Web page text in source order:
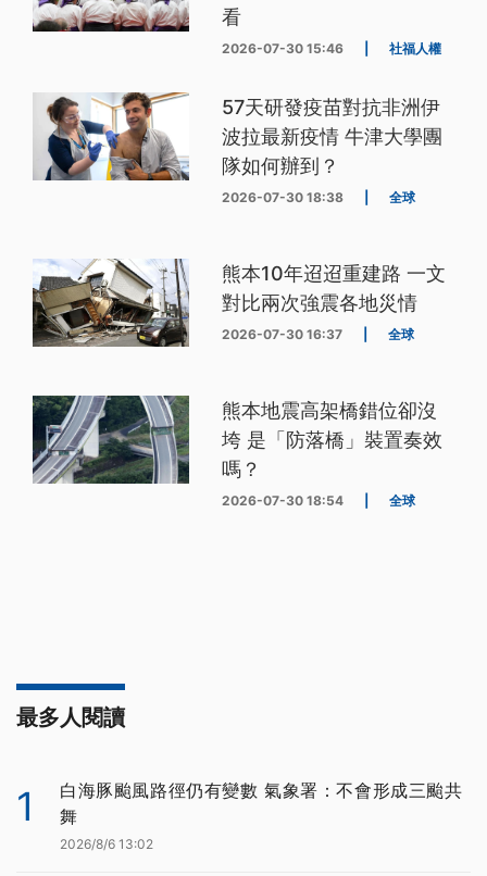
看
2026-07-30 15:46 社福人權
57天研發疫苗對抗非洲伊
波拉最新疫情 牛津大學團
隊如何辦到？
2026-07-30 18:38 全球
熊本10年迢迢重建路 一文
對比兩次強震各地災情
2026-07-30 16:37 全球
熊本地震高架橋錯位卻沒
垮 是「防落橋」裝置奏效
嗎？
2026-07-30 18:54 全球
最多人閱讀
1
白海豚颱風路徑仍有變數 氣象署：不會形成三颱共
舞
2026/8/6 13:02